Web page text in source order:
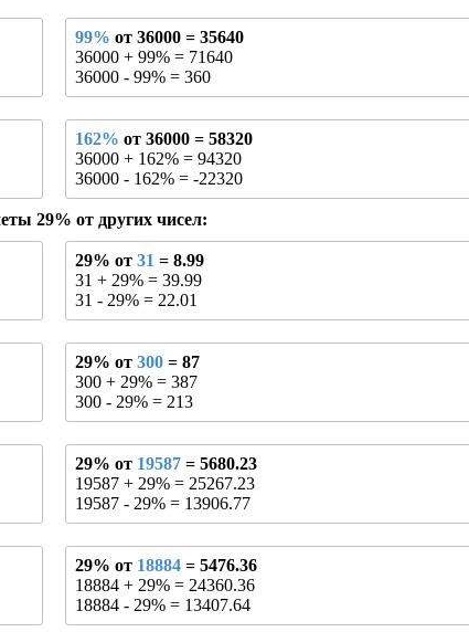
99% от 36000 = 35640
36000 + 99% = 71640
36000 - 99% = 360
162% от 36000 = 58320
36000 + 162% = 94320
36000 - 162% = -22320
29% от других чисел:
29% от 31 = 8.99
31 + 29% = 39.99
31 - 29% = 22.01
29% от 300= 87
300 + 29% = 387
300 - 29% = 213
29% от 19587= 5680.23
19587 + 29% = 25267.23
19587 - 29% = 13906.77
29% от 18884= 5476.36
18884 + 29% = 24360.36
18884 - 29% = 13407.64